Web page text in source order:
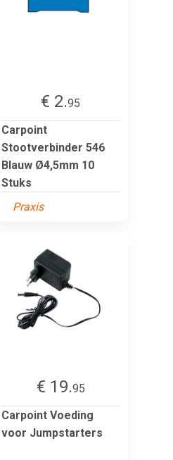
€ 2.95
Carpoint
Stootverbinder 546
Blauw Ø4,5mm 10
Stuks
Praxis
€ 19.95
Carpoint Voeding
voor Jumpstarters